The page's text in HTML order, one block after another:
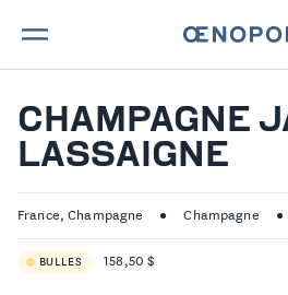
TROUVE TA BOUTEILLE !
NOS ENGAGEMENTS
MAGAZINE
NOS VINS
CHAMPAGNE
LASSAIGNE
France, Champagne Champagne
BULLES 158,50 $